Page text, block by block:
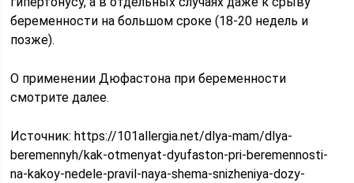
беременности на большом сроке (18-20 недель и
позже).
О применении Дюфастона при беременности
смотрите далее.
Источник:https://101allergia.net/dlya-mam/dlya-
beremennyh/kak-otmenyat-dyufaston-pri-beremennosti-
na-kakoy-nedele-pravil-naya-shema-snizheniya-dozy-